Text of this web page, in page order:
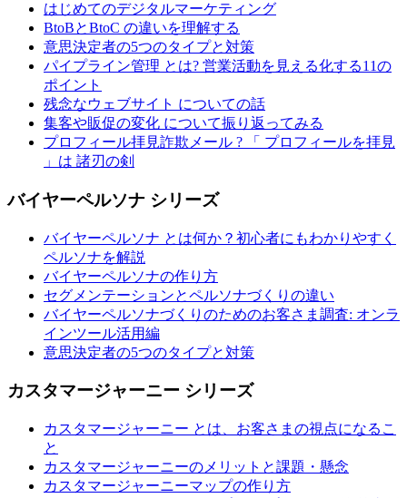
はじめてのデジタルマーケティング
BtoBとBtoC の違いを理解する
意思決定者の5つのタイプと対策
パイプライン管理 とは? 営業活動を見える化する11の
ポイント
残念なウェブサイト についての話
集客や販促の変化 について振り返ってみる
プロフィール拝見詐欺メール ? 「 プロフィールを拝見
」は 諸刃の剣
バイヤーペルソナ シリーズ
バイヤーペルソナ とは何か？初心者にもわかりやすく
ペルソナを解説
バイヤーペルソナの作り方
セグメンテーションとペルソナづくりの違い
バイヤーペルソナづくりのためのお客さま調査: オンラ
インツール活用編
意思決定者の5つのタイプと対策
カスタマージャーニー シリーズ
カスタマージャーニー とは、お客さまの視点になるこ
と
カスタマージャーニーのメリットと課題・懸念
カスタマージャーニーマップの作り方